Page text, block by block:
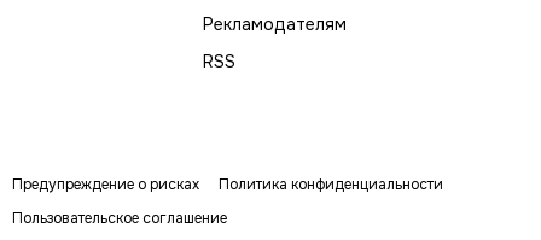
Рекламодателям
RSS
Предупреждение о рисках
Политика конфиденциальности
Пользовательское соглашение